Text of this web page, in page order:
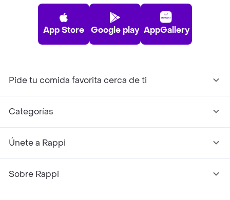
App Store Google play AppGallery
Pide tu comida favorita cerca de ti
Categorías
Únete a Rappi
Sobre Rappi